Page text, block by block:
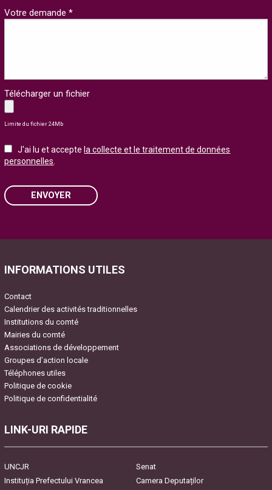
Votre demande *
Télécharger un fichier
Limite du fichier 24Mb
J'ai lu et accepte la collecte et le traitement de données
personnelles.
ENVOYER
INFORMATIONS UTILES
Contact
Calendrier des activités traditionnelles
Institutions du comté
Mairies du comté
Associations de développement
Groupes d’action locale
Téléphones utiles
Politique de cookie
Politique de confidentialité
LINK-URI RAPIDE
UNCJR
Senat
Instituția Prefectului Vrancea
Camera Deputaților